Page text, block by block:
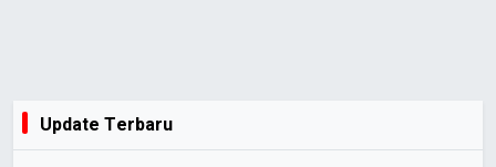
Update Terbaru